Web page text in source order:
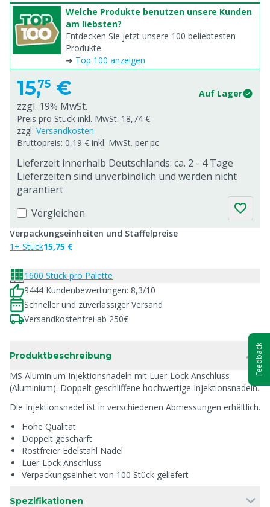
Welche Produkte benutzen unsere Kunden
am liebsten?
Entdecken Sie jetzt unsere 100 beliebtesten
Produkte.
➜ Top 100 anzeigen
15,75 € Auf Lager
zzgl. 19% MwSt.
Preis pro Stück inkl. MwSt. 18,74 €
zzgl. Versandkosten
Bruttopreis: 0,19 € inkl. MwSt. per pc
Lieferzeit innerhalb Deutschlands: ca. 2 - 4 Tage
Lieferzeiten sind unverbindlich und werden nicht
garantiert
Vergleichen
Verpackungseinheiten und Staffelpreise
1+ Stück15,75 €
1600 Stück pro Palette
9444 Kundenbewertungen: 8,3/10
Schneller und zuverlässiger Versand
Versandkostenfrei ab 250€
Produktbeschreibung
MS Aluminium Injektionsnadeln mit Luer-Lock Anschluss
(Aluminium). Doppelt geschliffene hochwertige Injektionsnadeln.
Die Injektionsnadel ist in verschiedenen Abmessungen erhältlich.
Hohe Qualität
Doppelt geschärft
Rostfreier Edelstahl Nadel
Luer-Lock Anschluss
Verpackungseinheit von 100 Stück geliefert
Spezifikationen
Feedback